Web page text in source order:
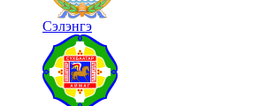
Сэлэнгэ